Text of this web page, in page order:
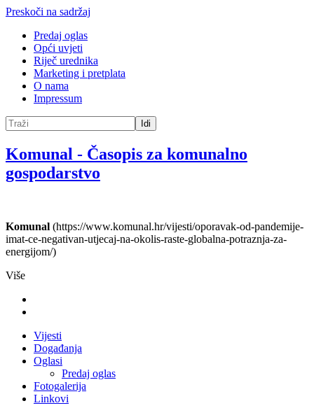
Preskoči na sadržaj
Predaj oglas
Opći uvjeti
Riječ urednika
Marketing i pretplata
O nama
Impressum
Idi
Komunal - Časopis za komunalno
gospodarstvo
Komunal (https://www.komunal.hr/vijesti/oporavak-od-pandemije-
imat-ce-negativan-utjecaj-na-okolis-raste-globalna-potraznja-za-
energijom/)
Više
Vijesti
Događanja
Oglasi
Predaj oglas
Fotogalerija
Linkovi